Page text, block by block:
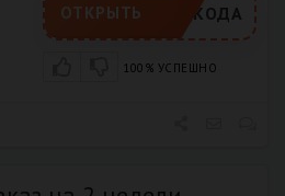
РОМОКОДА
ОТКРЫТЬ
100% УСПЕШНО